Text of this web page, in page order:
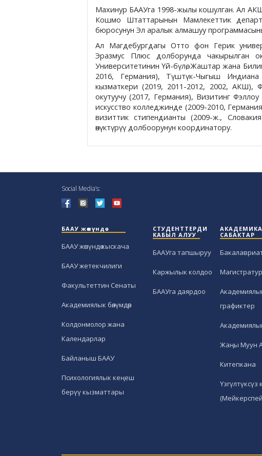
Махинур БААУга 1998-жылы кошулган. Ал
Кошмо Штаттарынын Мамлекеттик
бюросунун Эл аралык алмашуу
Ал Магдебургдагы Отто фон Герик
Эразмус Плюс долборунда чакырылган
Университетинин Үй-бүлө, Жаштар жана
2016, Германия), Түштүк-Чыгыш
кызматкери (2019, 2011-2012, 2002, АКШ),
окутуучу (2017, Германия), Визитинг
искусство колледжинде (2009-2010,
визиттик стипендианты (2009-ж.,
өнүктүрүү долбоорунун координатору.
Social Media’s:
БААУ жөнүндө
БААУ жөнүндө кыскача
БААУ жетекчилиги
Факультеттин Сенаты
Академиялык бөлүмдөр
Колдонмолор жана
Календарлар
Байланыш БААУ
Психологиялык кеңеш
берүү кызматтары
СТУДЕНТТЕРДИ
КАБЫЛ АЛУУ
БААУга тапшыруу
Каржылык колдоо
БААУга даярдоо
САБАКТАР
графиктер
Жаңы Муун
Китепкана